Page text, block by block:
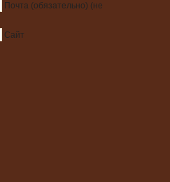
Почта (обязательно) (не
Сайт